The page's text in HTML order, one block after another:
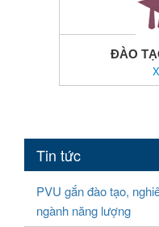
ĐÀO
Tin tức
PVU gắn đào tạo,
ngành năng lượng